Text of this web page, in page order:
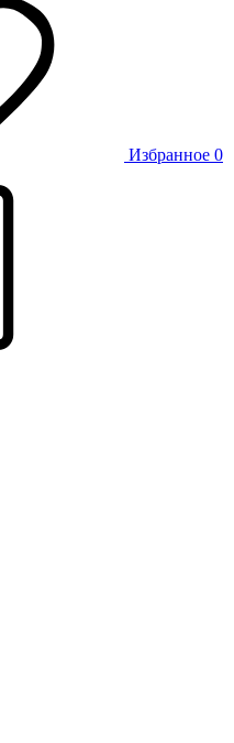
Избранное 0